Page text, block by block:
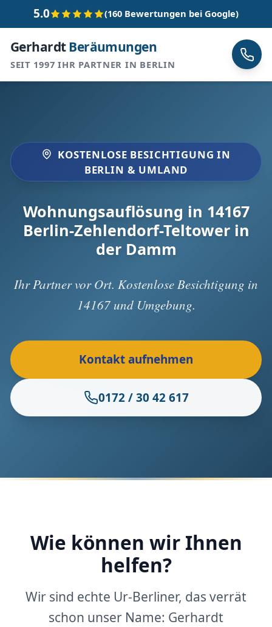
5.0 (160 Bewertungen bei Google)
GerhardtBeräumungen
SEIT 1997 IHR PARTNER IN BERLIN
KOSTENLOSE BESICHTIGUNG IN
BERLIN & UMLAND
Wohnungsauflösung in 14167
Berlin-Zehlendorf-Teltower in
der Damm
Ihr Partner vor Ort. Kostenlose Besichtigung in
14167 und Umgebung.
Kontakt aufnehmen
0172 / 30 42 617
Wie können wir Ihnen
helfen?
Wir sind echte Ur-Berliner, das verrät
schon unser Name: Gerhardt